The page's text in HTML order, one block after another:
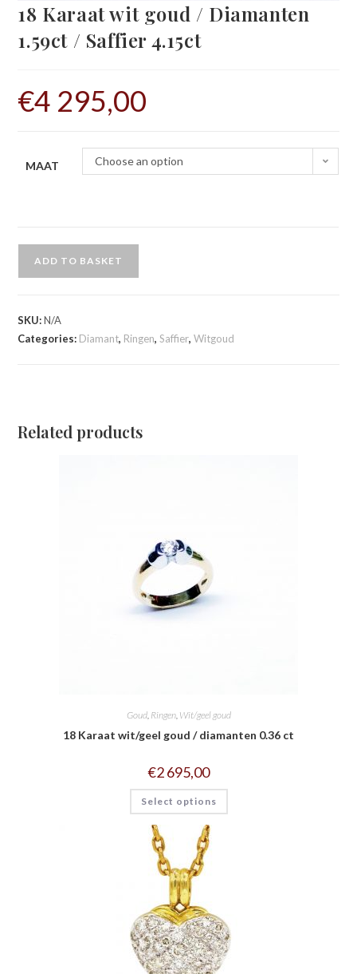
18 Karaat wit goud / Diamanten
1.59ct / Saffier 4.15ct
€4 295,00
MAAT Choose an option
ADD TO BASKET
SKU:N/A
Categories: Diamant, Ringen,Saffier,Witgoud
Related products
Goud, Ringen, Wit/geel goud
18 Karaat wit/geel goud / diamanten 0.36 ct
€2 695,00
Select options